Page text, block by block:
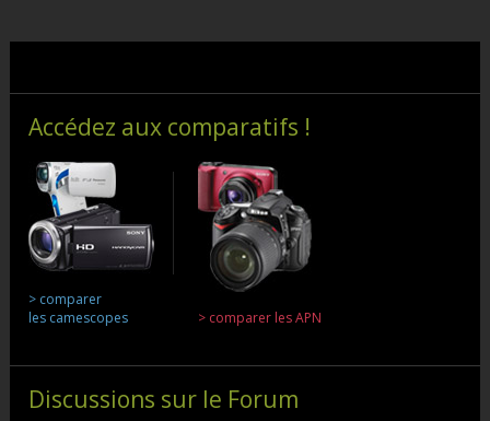
Accédez aux comparatifs !
> comparer
les camescopes
> comparer les APN
Discussions sur le Forum